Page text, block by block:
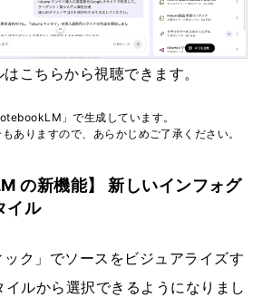
こちらから視聴できます。
」で生成しています。
ありますので、あらかじめご了承ください。
の新機能】 新しいインフォグ
イル
ック」でソースをビジュアライズす
イルから選択できるようになりまし